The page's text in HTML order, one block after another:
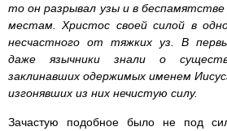
то он разрывал узы и в
местам. Христос своей силой в
несчастного от тяжких уз. В
даже язычники знали о
заклинавших одержимых именем
изгонявших из них нечистую силу.
Зачастую подобное было не под